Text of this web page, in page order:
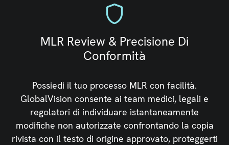
MLR Review & Precisione Di
Conformità
Possiedi il tuo processo MLR con facilità.
GlobalVision consente ai team medici, legali e
regolatori di individuare istantaneamente
modifiche non autorizzate confrontando la copia
rivista con il testo di origine approvato, proteggerti